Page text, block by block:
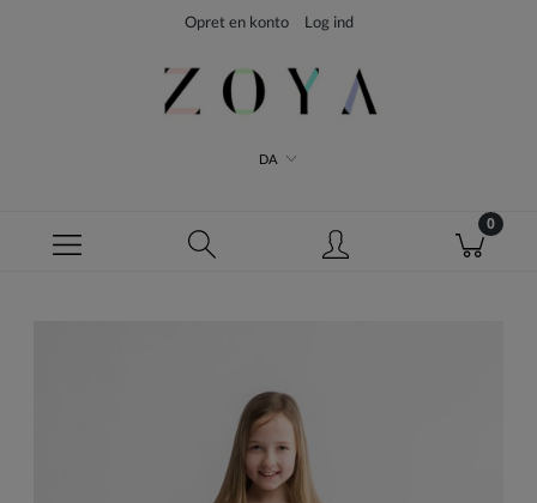
Opret en konto Log ind
DA